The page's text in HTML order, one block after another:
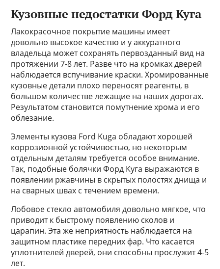
Кузовные недостатки Форд Куга
Лакокрасочное покрытие машины имеет
довольно высокое качество и у аккуратного
владельца может сохранять первозданный вид на
протяжении 7-8 лет. Разве что на кромках дверей
наблюдается вспучивание краски. Хромированные
кузовные детали плохо переносят реагенты, в
большом количестве лежащие на наших дорогах.
Результатом становится помутнение хрома и его
облезание.
Элементы кузова Ford Kuga обладают хорошей
коррозионной устойчивостью, но некоторым
отдельным деталям требуется особое внимание.
Так, подобные болячки Форд Куга выражаются в
появлении ржавчины в скрытых полостях днища и
на сварных швах с течением времени.
Лобовое стекло автомобиля довольно мягкое, что
приводит к быстрому появлению сколов и
царапин. Эта же неприятность наблюдается на
защитном пластике передних фар. Что касается
уплотнителей дверей, они способны прослужит 4-5
лет.